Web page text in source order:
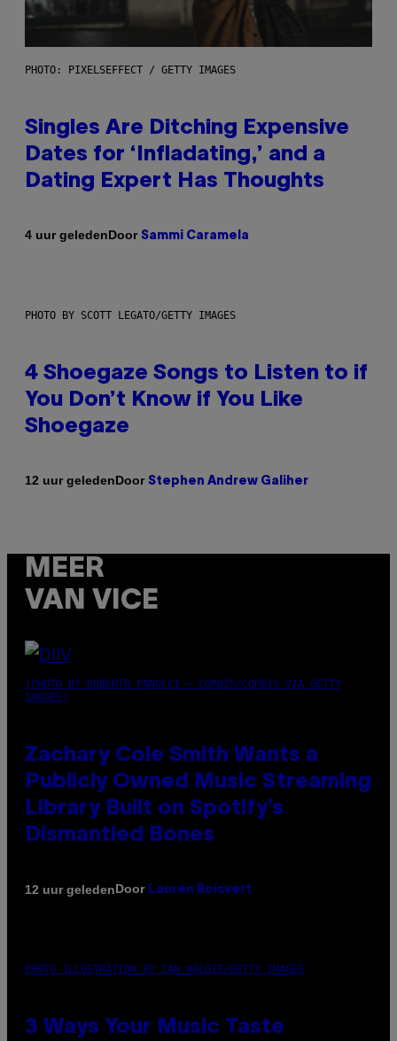
PHOTO: PIXELSEFFECT / GETTY IMAGES
Singles Are Ditching Expensive
Dates for ‘Infladating,’ and a
Dating Expert Has Thoughts
4 uur geledenDoor Sammi Caramela
PHOTO BY SCOTT LEGATO/GETTY IMAGES
4 Shoegaze Songs to Listen to if
You Don’t Know if You Like
Shoegaze
12 uur geledenDoor Stephen Andrew Galiher
MEER
VAN VICE
(PHOTO BY ROBERTO PANUCCI – CORBIS/CORBIS VIA GETTY
IMAGES)
Zachary Cole Smith Wants a
Publicly Owned Music Streaming
Library Built on Spotify’s
Dismantled Bones
12 uur geledenDoor Lauren Boisvert
PHOTO ILLUSTRATION BY IAN WALDIE/GETTY IMAGES
3 Ways Your Music Taste